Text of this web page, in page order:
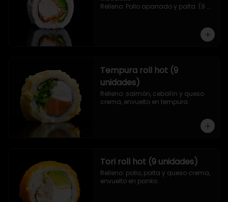
Relleno: Pollo apanado y palta. (9
Tempura roll hot (9
unidades)
Relleno: salmón, cebollín y queso
crema, envuelto en tempura.
Tori roll hot (9 unidades)
Relleno: pollo, palta y queso crema,
envuelto en panko.